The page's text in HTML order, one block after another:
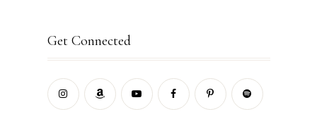
Get Connected